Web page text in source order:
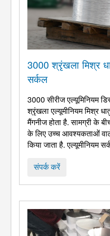
3000 श्रृंखला मिश्र
सर्कल
3000 सीरीज एल्यूमिनियम
श्रृंखला एल्यूमीनियम मिश्र
मैंगनीज होता है. सामग्री के
के लिए उच्च आवश्यकताओं वाले
किया जाता है. एल्यूमीनियम सर्कल . से बना है 3 श्रृंखला
तुलना में अधिक ताकत होती
संपर्क करें